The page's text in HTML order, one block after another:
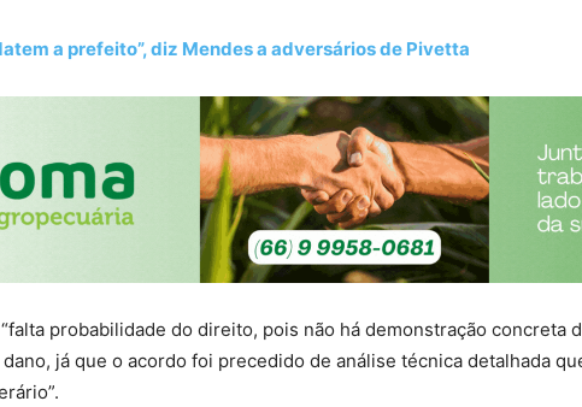
a prefeito”, diz Mendes a adversários de Pivetta
probabilidade do direito, pois não há demonstração concreta
já que o acordo foi precedido de análise técnica detalhada